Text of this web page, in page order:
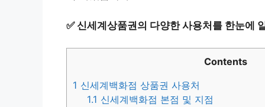
✅신세계상품권의 다양한 사용처를 한눈에
Contents
1 신세계백화점 상품권 사용처
1.1 신세계백화점 본점 및 지점